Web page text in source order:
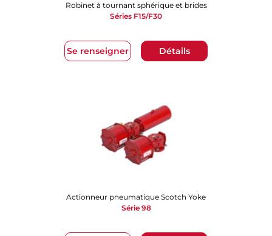
Se renseigner Détails
Robinet à tournant sphérique et brides
Séries F15/F30
Actionneur pneumatique Scotch Yoke
Série 98